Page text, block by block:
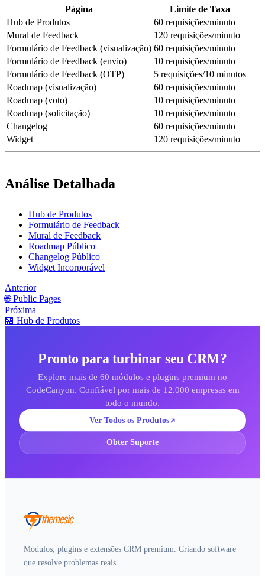
Página
Limite de Taxa
Hub de Produtos
60 requisições/minuto
Mural de Feedback
120 requisições/minuto
Formulário de Feedback (visualização) 60 requisições/minuto
Formulário de Feedback (envio)
10 requisições/minuto
Formulário de Feedback (OTP)
5 requisições/10 minutos
Roadmap (visualização)
60 requisições/minuto
Roadmap (voto)
10 requisições/minuto
Roadmap (solicitação)
10 requisições/minuto
Changelog
60 requisições/minuto
Widget
120 requisições/minuto
Análise Detalhada
Hub de Produtos
Formulário de Feedback
Mural de Feedback
Roadmap Público
Changelog Público
Widget Incorporável
Anterior
🌐 Public Pages
Próxima
🏪 Hub de Produtos
Pronto para turbinar seu CRM?
Explore mais de 60 módulos e plugins premium no
CodeCanyon. Confiável por mais de 12.000 empresas em
todo o mundo.
Ver Todos os Produtos
Obter Suporte
Módulos, plugins e extensões CRM premium. Criando software
que resolve problemas reais.